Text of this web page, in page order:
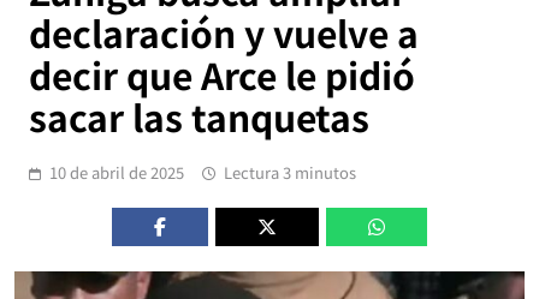
declaración y vuelve a
decir que Arce le pidió
sacar las tanquetas
10 de abril de 2025 Lectura 3 minutos